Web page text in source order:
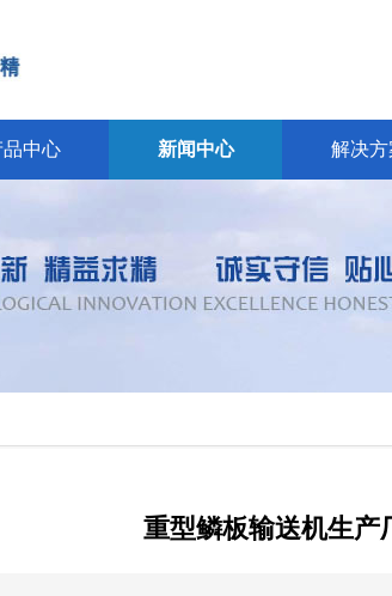
品中心 新闻中心 解决方
重型鳞板输送机生产